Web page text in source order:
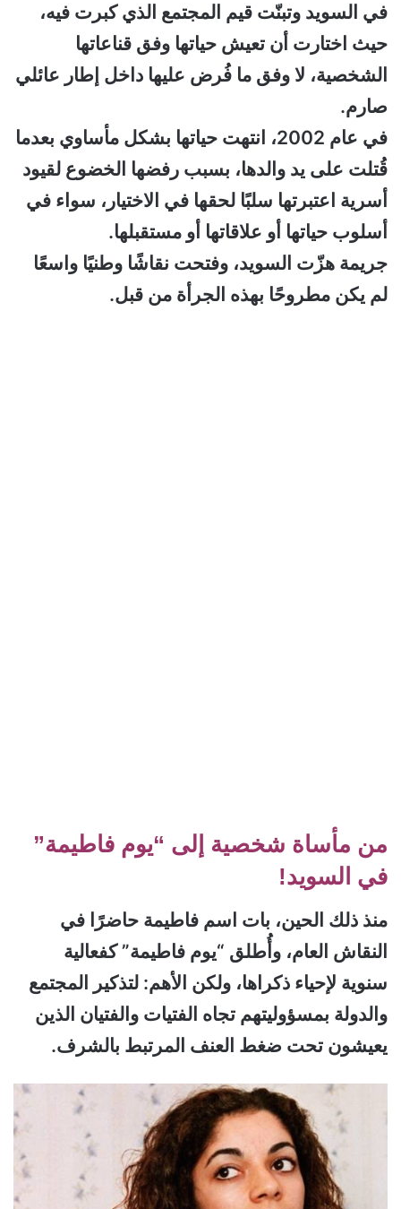
في السويد وتبنّت قيم المجتمع الذي كبرت فيه،
حيث اختارت أن تعيش حياتها وفق قناعاتها
الشخصية، لا وفق ما فُرض عليها داخل إطار عائلي
صارم.
في عام 2002، انتهت حياتها بشكل مأساوي بعدما
قُتلت على يد والدها، بسبب رفضها الخضوع لقيود
أسرية اعتبرتها سلبًا لحقها في الاختيار، سواء في
أسلوب حياتها أو علاقاتها أو مستقبلها.
جريمة هزّت السويد، وفتحت نقاشًا وطنيًا واسعًا
لم يكن مطروحًا بهذه الجرأة من قبل.
من مأساة شخصية إلى “يوم فاطيمة”
في السويد!
منذ ذلك الحين، بات اسم فاطيمة حاضرًا في
النقاش العام، وأُطلق “يوم فاطيمة” كفعالية
سنوية لإحياء ذكراها، ولكن الأهم: لتذكير المجتمع
والدولة بمسؤوليتهم تجاه الفتيات والفتيان الذين
يعيشون تحت ضغط العنف المرتبط بالشرف.